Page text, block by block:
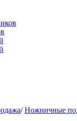
/ Ножничные